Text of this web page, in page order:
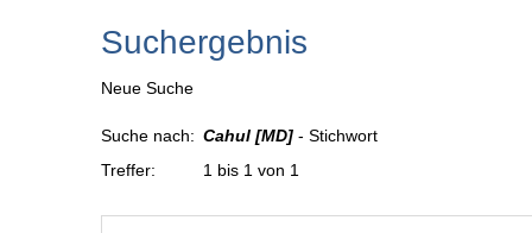
Suchergebnis
Neue Suche
Suche nach: Cahul [MD] - Stichwort
Treffer:
1 bis 1 von 1